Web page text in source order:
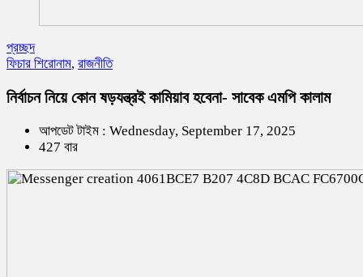
প্রচ্ছদ
ফিচার শিরোনাম, রাজনীতি
নির্বাচন নিয়ে কোন ষড়যন্ত্রই কামিয়াব হবেনা- সাবেক এমপি কালাম
আপডেট টাইম : Wednesday, September 17, 2025
427 বার